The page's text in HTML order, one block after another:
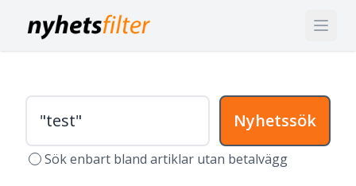
Nyhetssök
Sök enbart bland artiklar utan betalvägg